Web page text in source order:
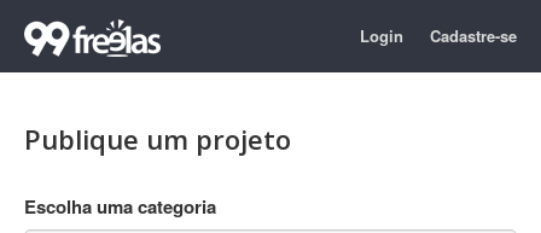
Login Cadastre-se
Publique um projeto
Escolha uma categoria